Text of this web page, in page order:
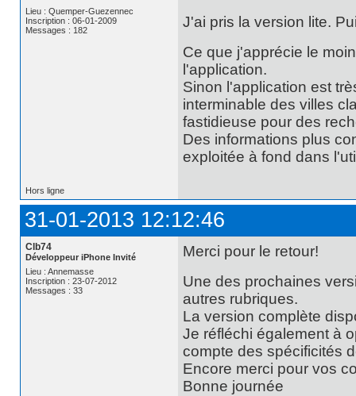
Lieu : Quemper-Guezennec
Inscription : 06-01-2009
Messages : 182
J'ai pris la version lite.
Ce que j'apprécie le
l'application.
Sinon l'application est
interminable des villes
fastidieuse pour des
Des informations plus
exploitée à fond dans
Hors ligne
31-01-2013 12:12:46
Clb74
Développeur iPhone Invité
Lieu : Annemasse
Inscription : 23-07-2012
Messages : 33
Merci pour le retour!
Une des prochaines
autres rubriques.
La version complète
Je réfléchi également à
compte des spécificités
Encore merci pour vos
Bonne journée